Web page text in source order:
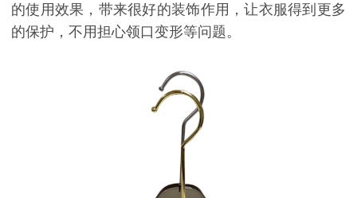
的使用效果，带来很好的装饰作用，让衣服得到更多
的保护，不用担心领口变形等问题。